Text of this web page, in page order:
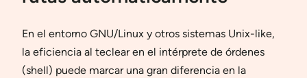
En el entorno GNU/Linux y otros sistemas Unix-like,
la eficiencia al teclear en el intérprete de órdenes
(shell) puede marcar una gran diferencia en la